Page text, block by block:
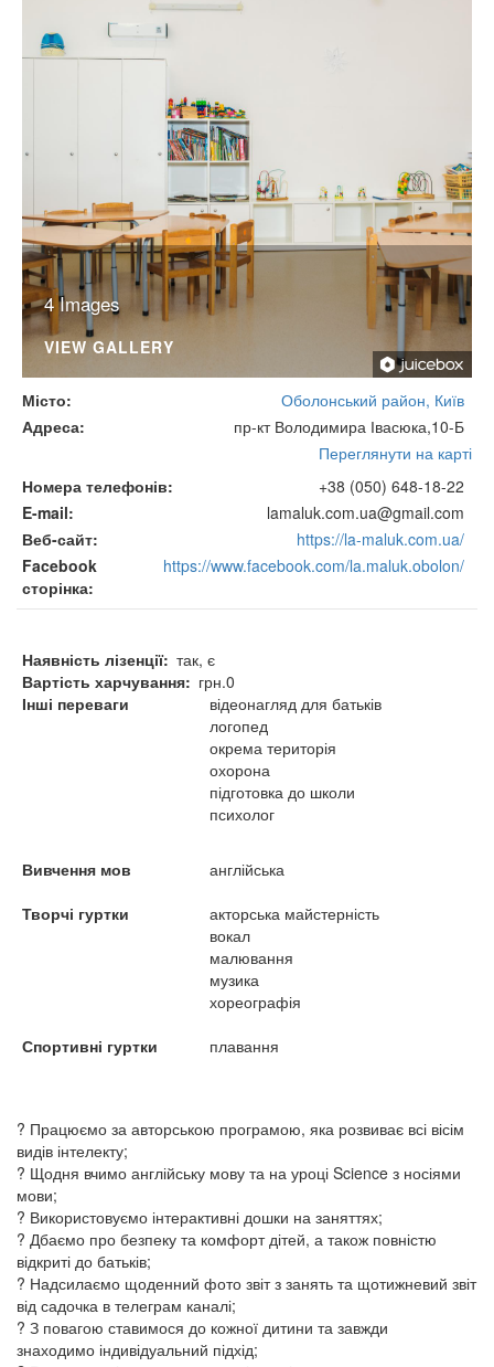
4 Images
VIEW GALLERY
Місто
Оболонський район, Київ
Адреса
пр-кт Володимира Івасюка,10-Б
Переглянути на карті
Номера телефонів
+38 (050) 648-18-22
E-mail
lamaluk.com.ua@gmail.com
Веб-сайт
https://la-maluk.com.ua/
Facebook
сторінка
https://www.facebook.com/la.maluk.obolon/
Наявність лізенції так, є
Вартість харчування
грн.0
Інші переваги
відеонагляд для батьків
логопед
окрема територія
охорона
підготовка до школи
психолог
Вивчення мов
англійська
Творчі гуртки
акторська майстерність
вокал
малювання
музика
хореографія
Спортивні гуртки
плавання
? Працюємо за авторською програмою, яка розвиває всі вісім
видів інтелекту;
? Щодня вчимо англійську мову та на уроці Science з носіями
мови;
? Використовуємо інтерактивні дошки на заняттях;
? Дбаємо про безпеку та комфорт дітей, а також повністю
відкриті до батьків;
? Надсилаємо щоденний фото звіт з занять та щотижневий звіт
від садочка в телеграм каналі;
? З повагою ставимося до кожної дитини та завжди
знаходимо індивідуальний підхід;